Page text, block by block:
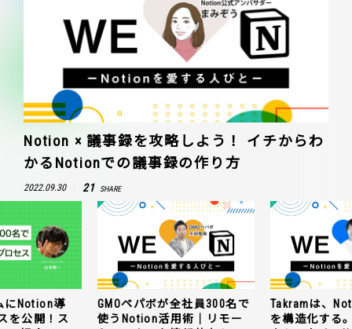
Notion × 議事録を攻略しよう！ イチからわ
かるNotionでの議事録の作り方
2022.09.30 21 SHARE
にNotion導
を公開！ス
GMOペパボが全社員300名で
使うNotion活用術｜リモー
Takramは、
を構造化する